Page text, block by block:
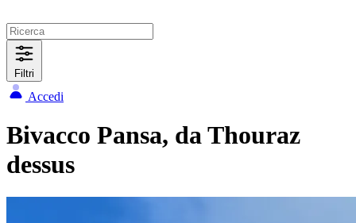
Filtri
Accedi
Bivacco Pansa, da Thouraz
dessus